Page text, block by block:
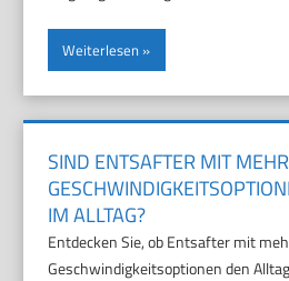
Weiterlesen
SIND ENTSAFTER MIT
IM ALLTAG?
Entdecken Sie, ob Entsafter mit
Geschwindigkeitsoptionen den